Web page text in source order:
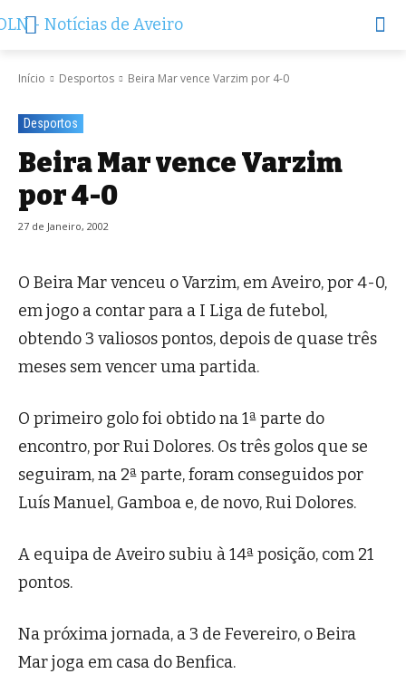
Início Desportos Beira Mar vence Varzim por 4-0
Desportos
Beira Mar vence Varzim
por 4-0
27 de Janeiro, 2002
O Beira Mar venceu o Varzim, em Aveiro, por 4-0,
em jogo a contar para a I Liga de futebol,
obtendo 3 valiosos pontos, depois de quase três
meses sem vencer uma partida.
O primeiro golo foi obtido na 1ª parte do
encontro, por Rui Dolores. Os três golos que se
seguiram, na 2ª parte, foram conseguidos por
Luís Manuel, Gamboa e, de novo, Rui Dolores.
A equipa de Aveiro subiu à 14ª posição, com 21
pontos.
Na próxima jornada, a 3 de Fevereiro, o Beira
Mar joga em casa do Benfica.